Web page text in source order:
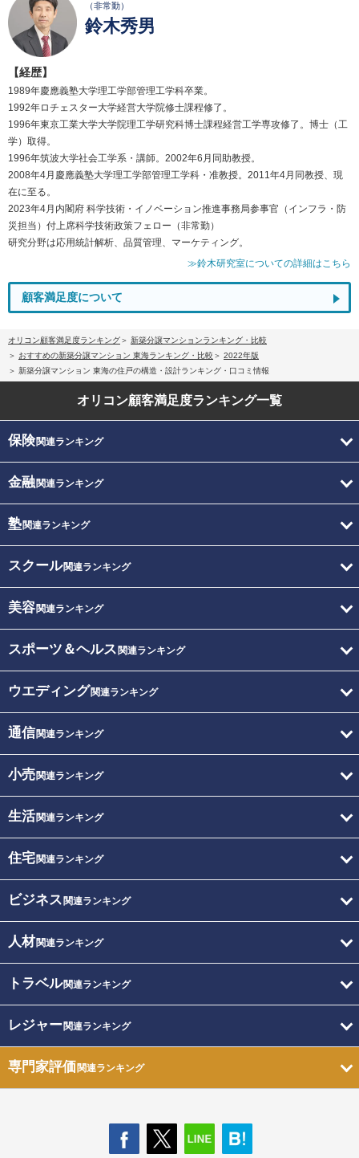
（非常勤）
鈴木秀男
【経歴】
1989年慶應義塾大学理工学部管理工学科卒業。
1992年ロチェスター大学経営大学院修士課程修了。
1996年東京工業大学大学院理工学研究科博士課程経営工学専攻修了。博士（工
学）取得。
1996年筑波大学社会工学系・講師。2002年6月同助教授。
2008年4月慶應義塾大学理工学部管理工学科・准教授。2011年4月同教授、現
在に至る。
2023年4月内閣府 科学技術・イノベーション推進事務局参事官（インフラ・防
災担当）付上席科学技術政策フェロー（非常勤）
研究分野は応用統計解析、品質管理、マーケティング。
≫鈴木研究室についての詳細はこちら
顧客満足度について
オリコン顧客満足度ランキング
新築分譲マンションランキング・比較
おすすめの新築分譲マンション 東海ランキング・比較
2022年版
新築分譲マンション 東海の住戸の構造・設計ランキング・口コミ情報
オリコン顧客満足度ランキング一覧
保険関連ランキング
金融関連ランキング
塾関連ランキング
スクール関連ランキング
美容関連ランキング
スポーツ＆ヘルス 関連ランキング
ウエディング関連ランキング
通信関連ランキング
小売関連ランキング
生活関連ランキング
住宅関連ランキング
ビジネス 関連ランキング
人材関連ランキング
トラベル関連ランキング
レジャー関連ランキング
専門家評価関連ランキング